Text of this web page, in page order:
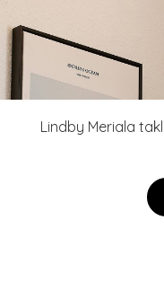
Lindby Meriala